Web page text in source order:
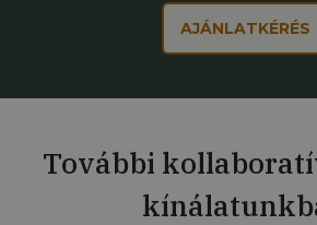
AJÁNLATKÉRÉS
További